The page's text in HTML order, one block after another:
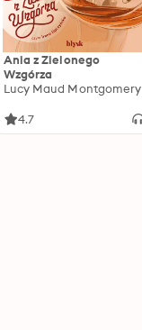
Ania z Zielonego
Wzgórza
Lucy Maud Montgomery
4.7